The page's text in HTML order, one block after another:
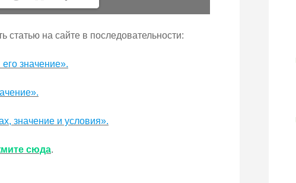
на сайте в последовательности:
значение».
значение и условия».
сюда.